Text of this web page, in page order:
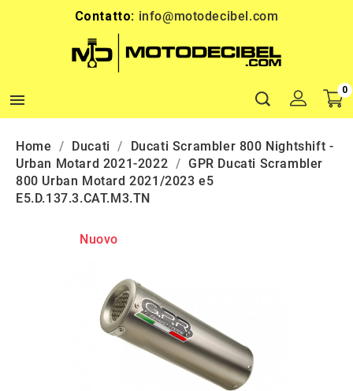
Contatto: info@motodecibel.com

0
Home Ducati
Ducati Scrambler 800 Nightshift -
Urban Motard 2021-2022
GPR Ducati Scrambler
800 Urban Motard 2021/2023 e5
E5.D.137.3.CAT.M3.TN
Nuovo